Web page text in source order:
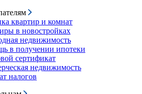
квартир и комнат
в новостройках
недвижимость
в получении ипотеки
сертификат
недвижимость
налогов